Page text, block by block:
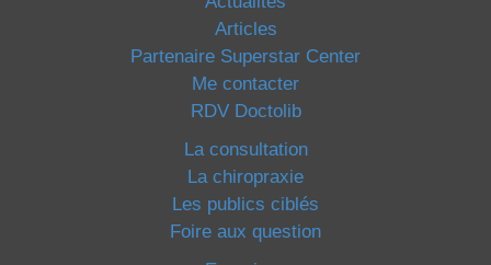
Articles
Partenaire Superstar Center
Me contacter
RDV Doctolib
La consultation
La chiropraxie
Les publics ciblés
Foire aux question